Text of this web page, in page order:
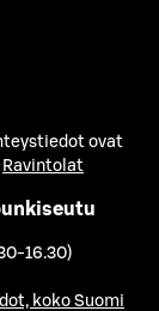
ovat
Ravintolat
16.30)
koko Suomi